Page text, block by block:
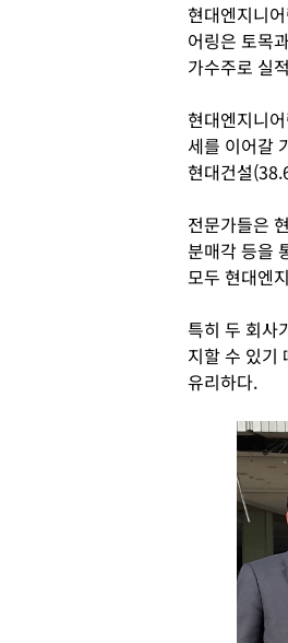
현대엔지니
어링은 토목
가수주로 실
현대엔지니
세를 이어갈
현대건설
전문가들은
분매각 등을
모두 현대엔
특히 두 회사
지할 수 있기
유리하다.